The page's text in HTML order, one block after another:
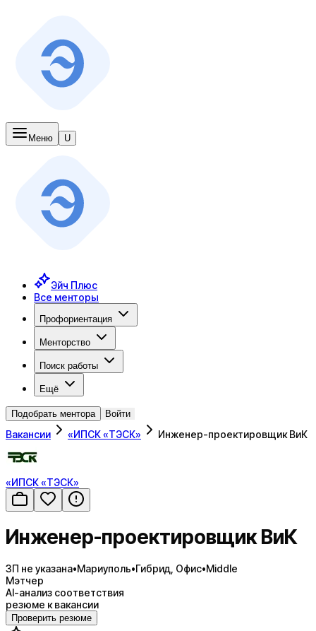
Меню U
Эйч Плюс
Все менторы
Профориентация
Менторство
Поиск работы
Ещё
Подобрать ментора Войти
Вакансии «ИПСК «ТЭСК» Инженер-проектировщик ВиК
«ИПСК «ТЭСК»
Инженер-проектировщик ВиК
ЗП не указана•Мариуполь•Гибрид, Офис•Middle
Мэтчер
AI-анализ соответствия
резюме к вакансии
Проверить резюме